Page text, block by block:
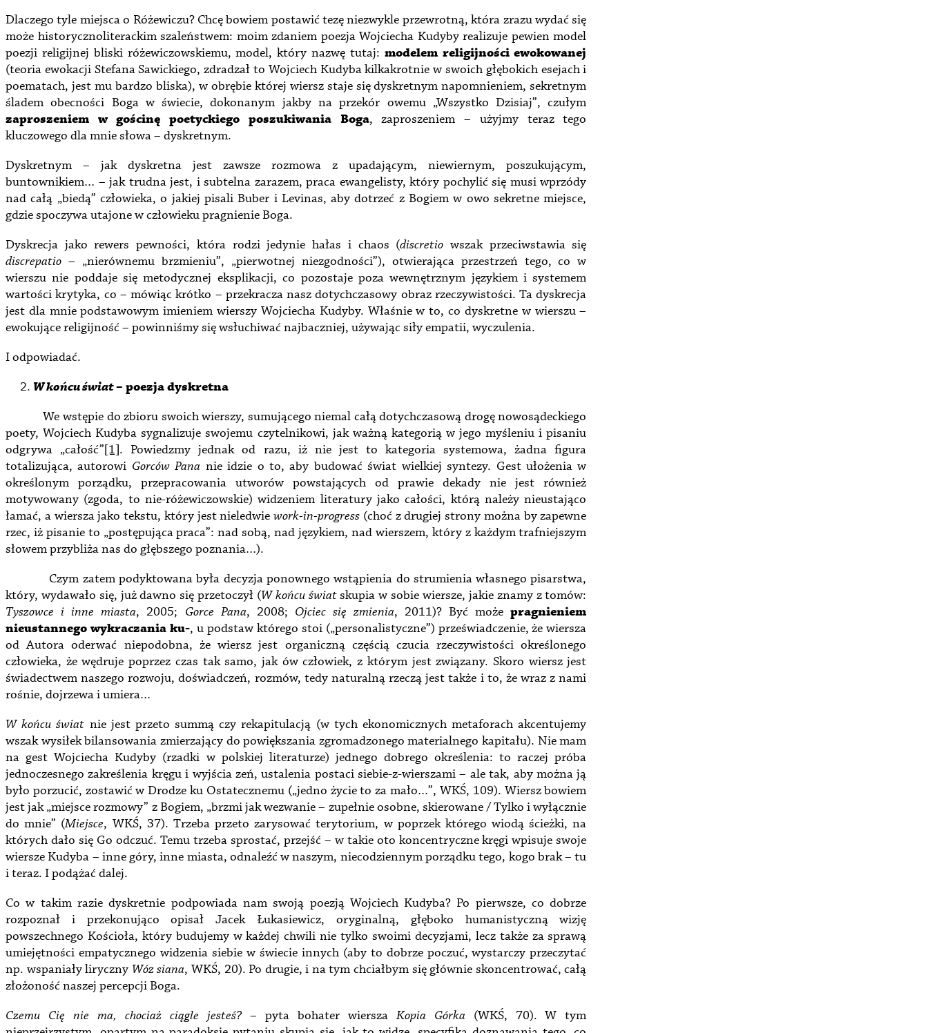
Dlaczego tyle miejsca o Różewiczu? Chcę bowiem postawić tezę niezwykle przewrotną, która zrazu wydać się
może historycznoliterackim szaleństwem: moim zdaniem poezja Wojciecha Kudyby realizuje pewien model
poezji religijnej bliski różewiczowskiemu, model, który nazwę tutaj: modelem religijności ewokowanej
(teoria ewokacji Stefana Sawickiego, zdradzał to Wojciech Kudyba kilkakrotnie w swoich głębokich esejach i
poematach, jest mu bardzo bliska), w obrębie której wiersz staje się dyskretnym napomnieniem, sekretnym
śladem obecności Boga w świecie, dokonanym jakby na przekór owemu „Wszystko Dzisiaj”, czułym
zaproszeniem w gościnę poetyckiego poszukiwania Boga, zaproszeniem – użyjmy teraz tego
kluczowego dla mnie słowa – dyskretnym.
Dyskretnym – jak dyskretna jest zawsze rozmowa z upadającym, niewiernym, poszukującym,
buntownikiem… – jak trudna jest, i subtelna zarazem, praca ewangelisty, który pochylić się musi wprzódy
nad całą „biedą” człowieka, o jakiej pisali Buber i Levinas, aby dotrzeć z Bogiem w owo sekretne miejsce,
gdzie spoczywa utajone w człowieku pragnienie Boga.
Dyskrecja jako rewers pewności, która rodzi jedynie hałas i chaos (discretio wszak przeciwstawia się
discrepatio – „nierównemu brzmieniu”, „pierwotnej niezgodności”), otwierająca przestrzeń tego, co w
wierszu nie poddaje się metodycznej eksplikacji, co pozostaje poza wewnętrznym językiem i systemem
wartości krytyka, co – mówiąc krótko – przekracza nasz dotychczasowy obraz rzeczywistości. Ta dyskrecja
jest dla mnie podstawowym imieniem wierszy Wojciecha Kudyby. Właśnie w to, co dyskretne w wierszu –
ewokujące religijność – powinniśmy się wsłuchiwać najbaczniej, używając siły empatii, wyczulenia.
I odpowiadać.
W końcu świat– poezja dyskretna
We wstępie do zbioru swoich wierszy, sumującego niemal całą dotychczasową drogę nowosądeckiego
poety, Wojciech Kudyba sygnalizuje swojemu czytelnikowi, jak ważną kategorią w jego myśleniu i pisaniu
odgrywa „całość”[1]. Powiedzmy jednak od razu, iż nie jest to kategoria systemowa, żadna figura
totalizująca, autorowi Gorców Pana nie idzie o to, aby budować świat wielkiej syntezy. Gest ułożenia w
określonym porządku, przepracowania utworów powstających od prawie dekady nie jest również
motywowany (zgoda, to nie-różewiczowskie) widzeniem literatury jako całości, którą należy nieustająco
łamać, a wiersza jako tekstu, który jest nieledwiework-in-progress (choć z drugiej strony można by zapewne
rzec, iż pisanie to „postępująca praca”: nad sobą, nad językiem, nad wierszem, który z każdym trafniejszym
słowem przybliża nas do głębszego poznania…).
Czym zatem podyktowana była decyzja ponownego wstąpienia do strumienia własnego pisarstwa,
który, wydawało się, już dawno się przetoczył (W końcu światskupia w sobie wiersze, jakie znamy z tomów:
Tyszowce i inne miasta, 2005; Gorce Pana, 2008; Ojciec się zmienia, 2011)? Być możepragnieniem
nieustannego wykraczania ku-, u podstaw którego stoi („personalistyczne”) przeświadczenie, że wiersza
od Autora oderwać niepodobna, że wiersz jest organiczną częścią czucia rzeczywistości określonego
człowieka, że wędruje poprzez czas tak samo, jak ów człowiek, z którym jest związany. Skoro wiersz jest
świadectwem naszego rozwoju, doświadczeń, rozmów, tedy naturalną rzeczą jest także i to, że wraz z nami
rośnie, dojrzewa i umiera…
W końcu świat nie jest przeto summą czy rekapitulacją (w tych ekonomicznych metaforach akcentujemy
wszak wysiłek bilansowania zmierzający do powiększania zgromadzonego materialnego kapitału). Nie mam
na gest Wojciecha Kudyby (rzadki w polskiej literaturze) jednego dobrego określenia: to raczej próba
jednoczesnego zakreślenia kręgu i wyjścia zeń, ustalenia postaci siebie-z-wierszami – ale tak, aby można ją
było porzucić, zostawić w Drodze ku Ostatecznemu („jedno życie to za mało…”, WKŚ, 109). Wiersz bowiem
jest jak „miejsce rozmowy” z Bogiem, „brzmi jak wezwanie – zupełnie osobne, skierowane / Tylko i wyłącznie
do mnie” (Miejsce, WKŚ, 37). Trzeba przeto zarysować terytorium, w poprzek którego wiodą ścieżki, na
których dało się Go odczuć. Temu trzeba sprostać, przejść – w takie oto koncentryczne kręgi wpisuje swoje
wiersze Kudyba – inne góry, inne miasta, odnaleźć w naszym, niecodziennym porządku tego, kogo brak – tu
i teraz. I podążać dalej.
Co w takim razie dyskretnie podpowiada nam swoją poezją Wojciech Kudyba? Po pierwsze, co dobrze
rozpoznał i przekonująco opisał Jacek Łukasiewicz, oryginalną, głęboko humanistyczną wizję
powszechnego Kościoła, który budujemy w każdej chwili nie tylko swoimi decyzjami, lecz także za sprawą
umiejętności empatycznego widzenia siebie w świecie innych (aby to dobrze poczuć, wystarczy przeczytać
np. wspaniały liryczny Wóz siana, WKŚ, 20). Po drugie, i na tym chciałbym się głównie skoncentrować, całą
złożoność naszej percepcji Boga.
Czemu Cię nie ma, chociaż ciągle jesteś?– pyta bohater wiersza Kopia Górka (WKŚ, 70). W tym